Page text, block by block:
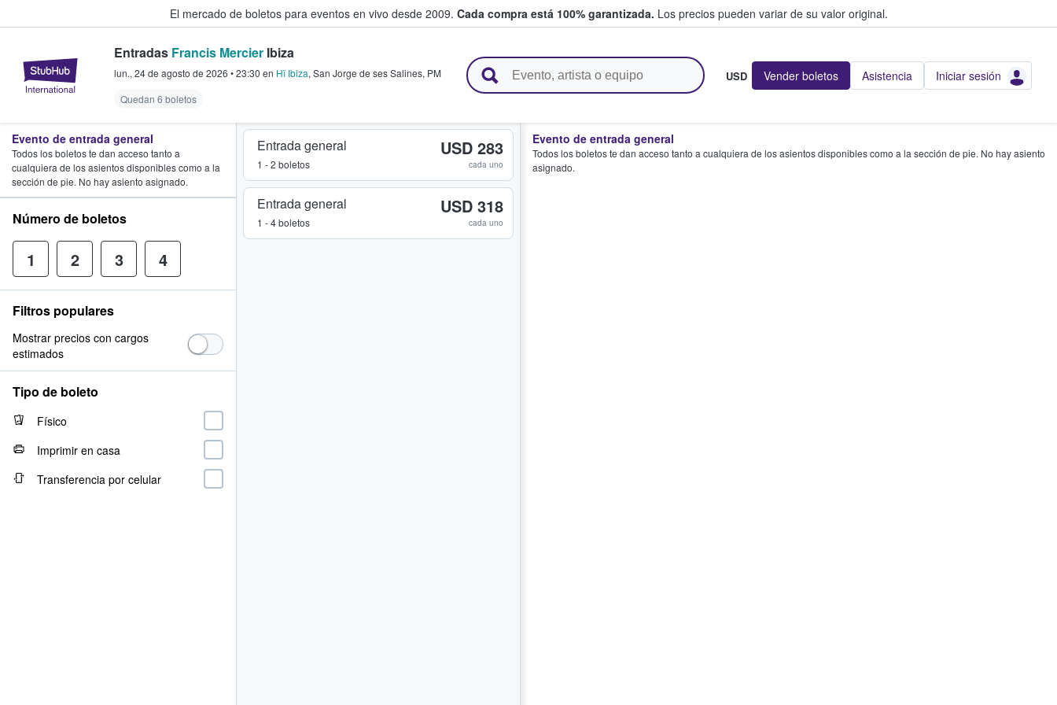
El mercado de boletos para eventos en vivo desde 2009. Cada compra está 100% garantizada. Los precios pueden variar de su valor original.
StubHub: donde los fans compran y venden boletos
Entradas Francis Mercier Ibiza
lun., 24 de agosto de 2026 •23:30 en Hï Ibiza, San Jorge de ses Salines, PM
Quedan 6 boletos
USD Vender boletos Asistencia Iniciar sesión
Entrada general
1 - 2 boletos
USD 283
cada uno
Entrada general
1 - 4 boletos
USD 318
cada uno
Evento de entrada general
Todos los boletos te dan acceso tanto a cualquiera de los asientos disponibles como a la sección de pie. No hay asiento
asignado.
Evento de entrada general
Todos los boletos te dan acceso tanto a
cualquiera de los asientos disponibles como a la
sección de pie. No hay asiento asignado.
Número de boletos
1 2 3 4
Filtros populares
Mostrar precios con cargos
estimados
Tipo de boleto
Físico
Imprimir en casa
Transferencia por celular